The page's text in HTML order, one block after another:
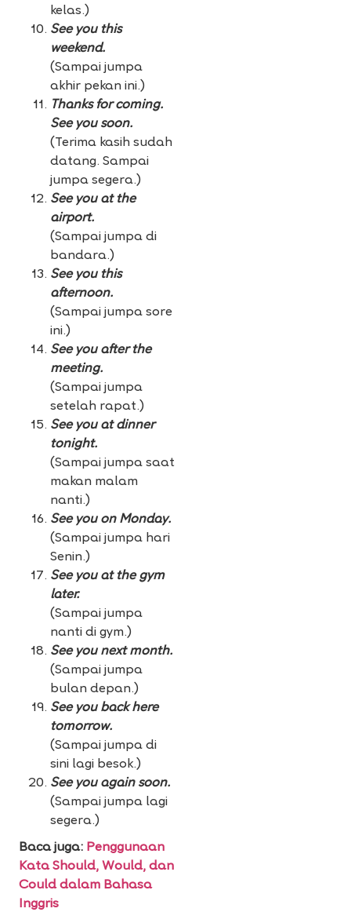
kelas.)
See you this
weekend.
(Sampai jumpa
akhir pekan ini.)
Thanks for coming.
See you soon.
(Terima kasih sudah
datang. Sampai
jumpa segera.)
See you at the
airport.
(Sampai jumpa di
bandara.)
See you this
afternoon.
(Sampai jumpa sore
ini.)
See you after the
meeting.
(Sampai jumpa
setelah rapat.)
See you at dinner
tonight.
(Sampai jumpa saat
makan malam
nanti.)
See you on Monday.
(Sampai jumpa hari
Senin.)
See you at the gym
later.
(Sampai jumpa
nanti di gym.)
See you next month.
(Sampai jumpa
bulan depan.)
See you back here
tomorrow.
(Sampai jumpa di
sini lagi besok.)
See you again soon.
(Sampai jumpa lagi
segera.)
Baca juga: Penggunaan
Kata Should, Would, dan
Could dalam Bahasa
Inggris